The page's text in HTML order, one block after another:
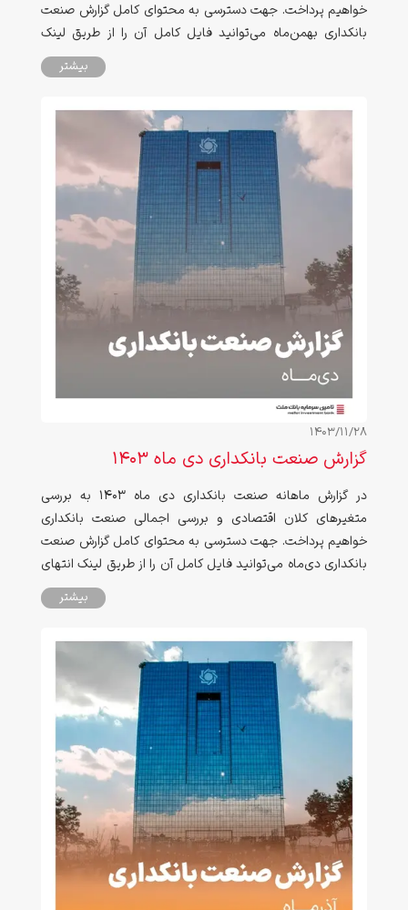
خواهیم پرداخت. جهت دسترسی به محتوای کامل گزارش صنعت
بانکداری بهمن‌ماه می‌توانید فایل کامل آن را از طریق لینک
بیشتر
1403/11/28
گزارش صنعت بانکداری دی ماه ۱۴۰۳
در گزارش ماهانه صنعت بانکداری دی ماه ۱۴۰۳ به بررسی
متغیرهای کلان اقتصادی و بررسی اجمالی صنعت بانکداری
خواهیم پرداخت. جهت دسترسی به محتوای کامل گزارش صنعت
بانکداری دی‌ماه می‌توانید فایل کامل آن را از طریق لینک انتهای
بیشتر